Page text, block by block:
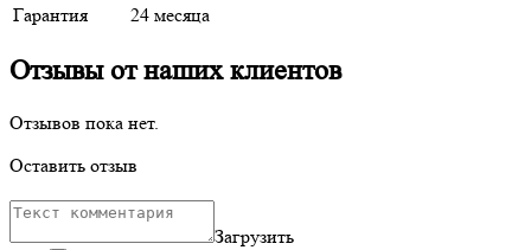
Гарантия
24 месяца
Отзывы от наших клиентов
Отзывов пока нет.
Оставить отзыв
Загрузить